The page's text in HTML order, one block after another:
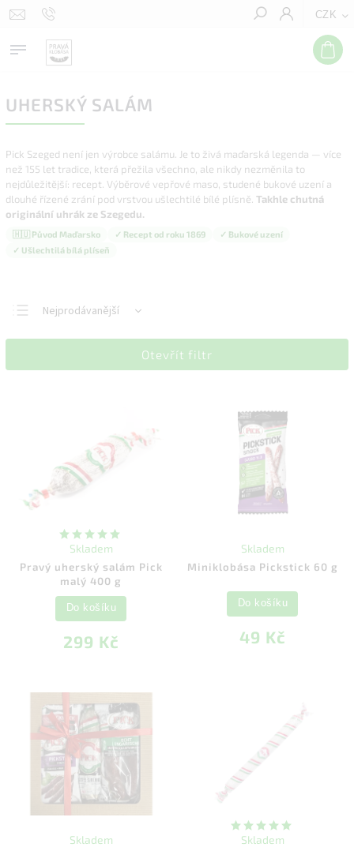
CZK
Hledat
UHERSKÝ SALÁM
Pick Szeged není jen výrobce salámu. Je to živá maďarská legenda — více
než 155 let tradice, která přežila všechno, ale nikdy nezměnila to
nejdůležitější: recept. Výběrové vepřové maso, studené bukové uzení a
dlouhé řízené zrání pod vrstvou ušlechtilé bílé plísně. Takhle chutná
originální uhrák ze Szegedu.
🇭🇺 Původ Maďarsko ✓ Recept od roku 1869
✓ Bukové uzení
✓ Ušlechtilá bílá plíseň
Nejprodávanější
Nejlevnější
Otevřít filtr
Pravý uherský salám Pick
malý 400 g
Skladem
299 Kč
Do košíku
Miniklobása Pickstick 60 g
Skladem
49 Kč
Do košíku
Skladem Skladem